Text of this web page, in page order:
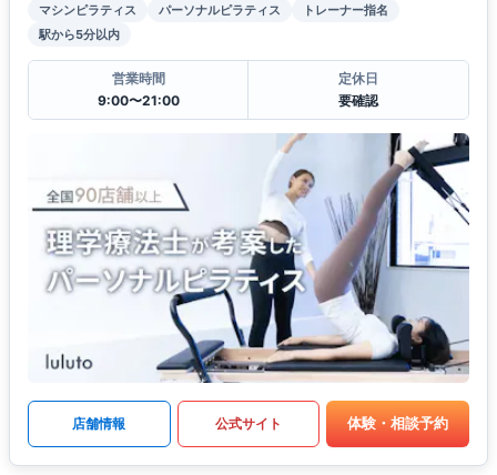
マシンピラティス パーソナルピラティス
トレーナー指名
駅から5分以内
営業時間
9:00〜21:00
定休日
要確認
店舗情報 公式サイト 体験・相談予約